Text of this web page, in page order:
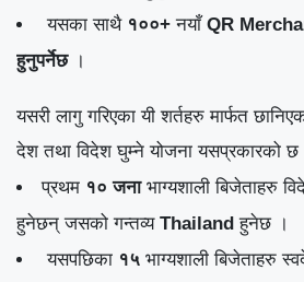
यसका साथै१००+नयाँ QR
हुनुपर्नेछ।
यसरी लागु गरिएका यी शर्तहरु मार्फत
देश तथा विदेश घुम्ने योजना यसप्रकारको छ
प्रथम १० जनाभाग्यशाली बिजेताहरु
हुनेछन् जसको गन्तव्यThailand हुनेछ ।
यसपछिका १५भाग्यशाली बिजेताहरु